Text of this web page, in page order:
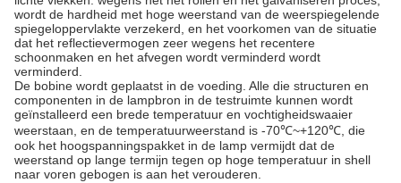
wordt de hardheid met hoge weerstand van de weerspiegelende
spiegeloppervlakte verzekerd, en het voorkomen van de situatie
dat het reflectievermogen zeer wegens het recentere
schoonmaken en het afvegen wordt verminderd wordt
verminderd.
De bobine wordt geplaatst in de voeding. Alle die structuren en
componenten in de lampbron in de testruimte kunnen wordt
geïnstalleerd een brede temperatuur en vochtigheidswaaier
weerstaan, en de temperatuurweerstand is -70℃~+120℃, die
ook het hoogspanningspakket in de lamp vermijdt dat de
weerstand op lange termijn tegen op hoge temperatuur in shell
naar voren gebogen is aan het verouderen.